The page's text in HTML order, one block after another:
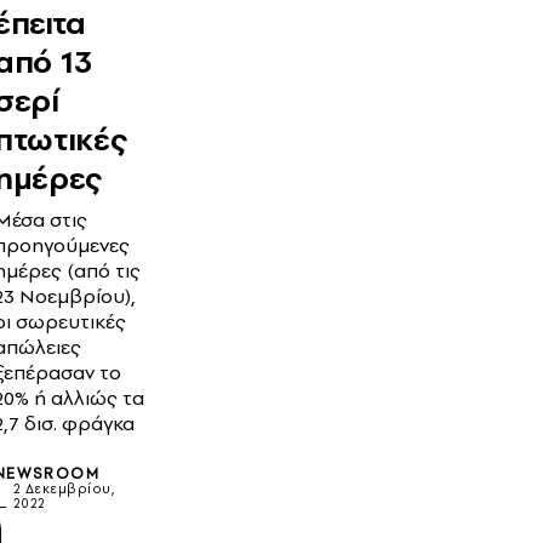
13
στις
(από τις
Νοεμβρίου),
σωρευτικές
το
ή αλλιώς τα
δισ. φράγκα
2 Δεκεμβρίου,
2022